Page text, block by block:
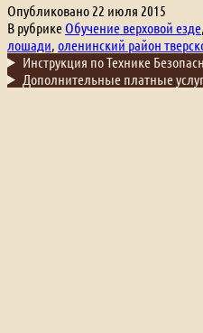
Опубликовано 22 июля 2015
В рубрике Обучение верховой езде
лошади оленинский район
Инструкция по Технике
Дополнительные платные